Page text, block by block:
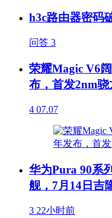
h3c路由器密码
问答 3
荣耀Magic V6
布，首发2nm骁
4 07.07
华为Pura 90系
舰，7月14日吉
3 22小时前